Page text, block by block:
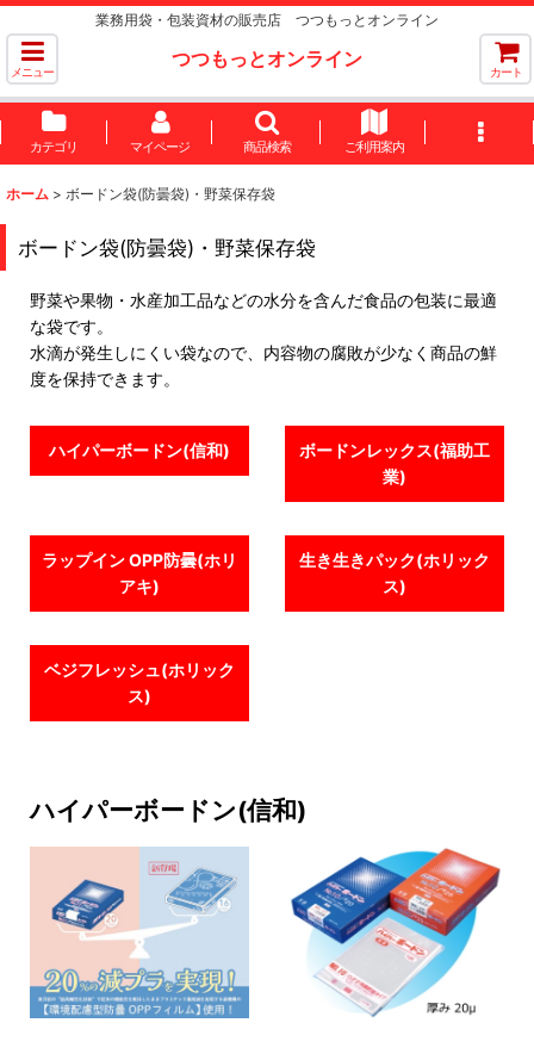
業務用袋・包装資材の販売店 つつもっとオンライン
メニュー
つつもっとオンライン
カート
カテゴリ マイページ 商品検索 ご利用案内
ホーム > ボードン袋(防曇袋)・野菜保存袋
ボードン袋(防曇袋)・野菜保存袋
野菜や果物・水産加工品などの水分を含んだ食品の包装に最適
な袋です。
水滴が発生しにくい袋なので、内容物の腐敗が少なく商品の鮮
度を保持できます。
ハイパーボードン(信和)
ボードンレックス(福助工
業)
ラップイン OPP防曇(ホリ
アキ)
生き生きパック(ホリック
ス)
ベジフレッシュ(ホリック
ス)
ハイパーボードン(信和)